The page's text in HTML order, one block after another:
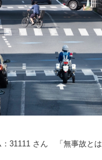
：31111 さん 「無事故と